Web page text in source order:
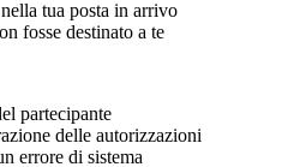
nella tua posta in arrivo
fosse destinato a te
partecipante
delle autorizzazioni
errore di sistema